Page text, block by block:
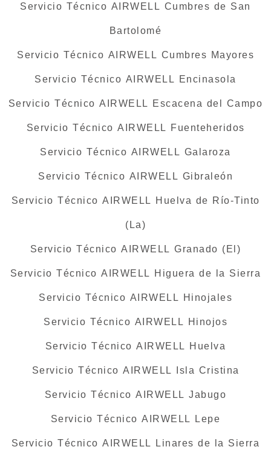
Servicio Técnico AIRWELL Cumbres de San
Bartolomé
Servicio Técnico AIRWELL Cumbres Mayores
Servicio Técnico AIRWELL Encinasola
Servicio Técnico AIRWELL Escacena del Campo
Servicio Técnico AIRWELL Fuenteheridos
Servicio Técnico AIRWELL Galaroza
Servicio Técnico AIRWELL Gibraleón
Servicio Técnico AIRWELL Huelva de Río-Tinto
(La)
Servicio Técnico AIRWELL Granado (El)
Servicio Técnico AIRWELL Higuera de la Sierra
Servicio Técnico AIRWELL Hinojales
Servicio Técnico AIRWELL Hinojos
Servicio Técnico AIRWELL Huelva
Servicio Técnico AIRWELL Isla Cristina
Servicio Técnico AIRWELL Jabugo
Servicio Técnico AIRWELL Lepe
Servicio Técnico AIRWELL Linares de la Sierra